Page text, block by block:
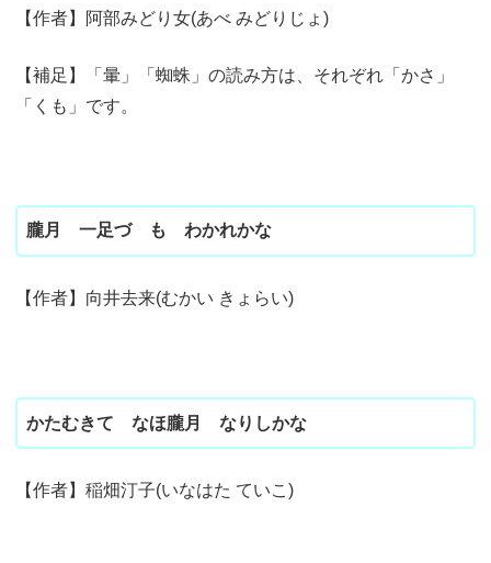
【作者】阿部みどり女(あべ みどりじょ)
【補足】「暈」「蜘蛛」の読み方は、それぞれ「かさ」
「くも」です。
朧月 一足づゝも わかれかな
【作者】向井去来(むかい きょらい)
かたむきて なほ朧月 なりしかな
【作者】稲畑汀子(いなはた ていこ)